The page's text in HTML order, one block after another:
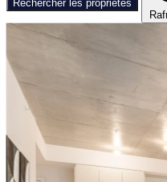
Rechercher les propriétés